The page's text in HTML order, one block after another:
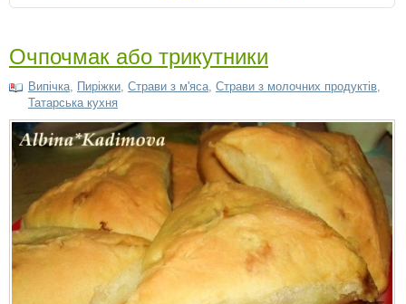
Очпочмак або трикутники
Випічка Пиріжки Страви з м'яса Страви з молочних продуктів
Татарська кухня